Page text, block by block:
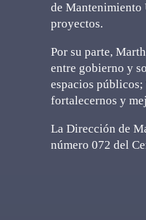
de Mantenimiento
proyectos.
Por su parte,
entre gobierno y
espacios públicos;
fortalecernos y
La Dirección de
número 072 del